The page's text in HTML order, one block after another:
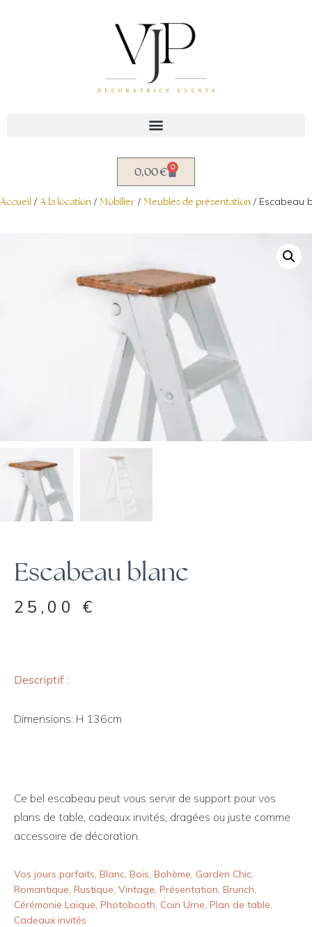
0,00€ 0
Accueil / A la location / Mobilier / Meubles de présentation / Escabeau
Escabeau blanc
25,00 €
Descriptif :
Dimensions: H 136cm
Ce bel escabeau peut vous servir de support pour vos
plans de table, cadeaux invités, dragées ou juste comme
accessoire de décoration.
Vos jours parfaits, Blanc, Bois, Bohème, Garden Chic,
Romantique, Rustique, Vintage, Présentation, Brunch,
Cérémonie Laïque, Photobooth, Coin Urne, Plan de table,
Cadeaux invités